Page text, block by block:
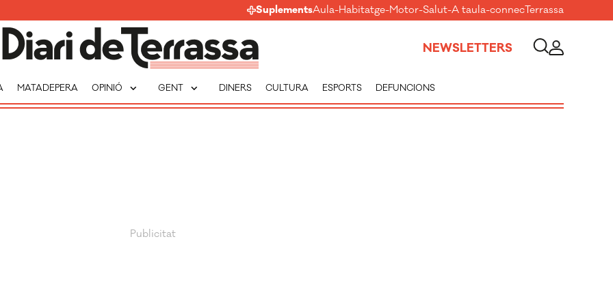
SuplementsAula-Habitatge-Motor-Salut-A taula-connecTerrassa
NEWSLETTERS
MATADEPERA OPINIÓ expand_more GENT expand_more DINERS CULTURA ESPORTS DEFUNCIONS